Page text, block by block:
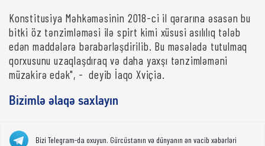
Konstitusiya Məhkəməsinin 2018-ci il qərarına əsasən bu
bitki öz tənzimləməsi ilə spirt kimi xüsusi asılılıq tələb
edən maddələrə bərabərləşdirilib. Bu məsələdə tutulmaq
qorxusunu uzaqlaşdıraq və daha yaxşı tənzimləməni
müzakirə edək", - deyib İaqo Xviçia.
Bizimlə əlaqə saxlayın
Bizi Telegram-da oxuyun. Gürcüstanın və dünyanın ən vacib xəbərləri